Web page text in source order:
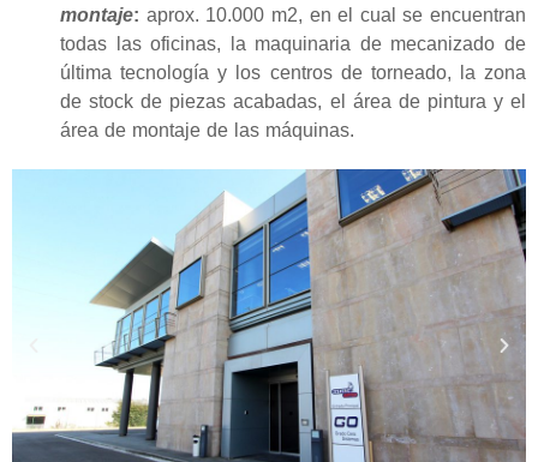
montaje: aprox. 10.000 m2, en el cual se encuentran
todas las oficinas, la maquinaria de mecanizado de
última tecnología y los centros de torneado, la zona
de stock de piezas acabadas, el área de pintura y el
área de montaje de las máquinas.